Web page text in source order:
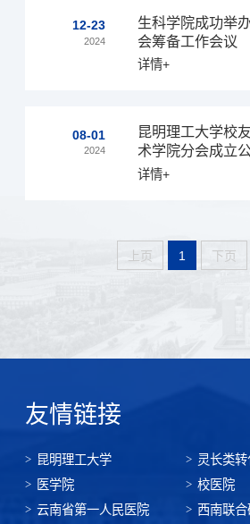
12-23
2024
生科学院成功举
会筹备工作会议
详情+
08-01
2024
昆明理工大学校
术学院分会成立
详情+
上页 1 下页
友情链接
昆明理工大学
灵长类
医学院
校医院
云南省第一人民医院
西南联